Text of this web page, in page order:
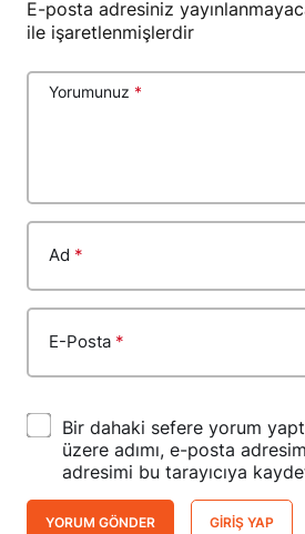
E-posta adresiniz
ile işaretlenmişlerdir
Yorumunuz *
Ad *
E-Posta *
Bir dahaki sefere yorum
üzere adımı, e-posta
adresimi bu tarayıcıya
YORUM GÖNDER GIRIŞ YAP